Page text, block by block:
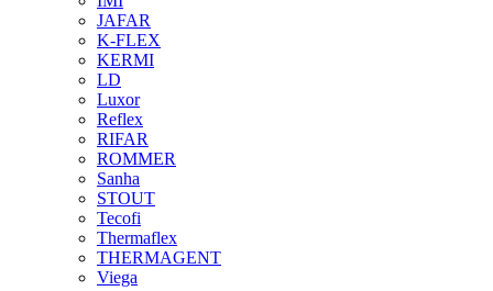
JAFAR
K-FLEX
KERMI
LD
Luxor
Reflex
RIFAR
ROMMER
Sanha
STOUT
Tecofi
Thermaflex
THERMAGENT
Viega